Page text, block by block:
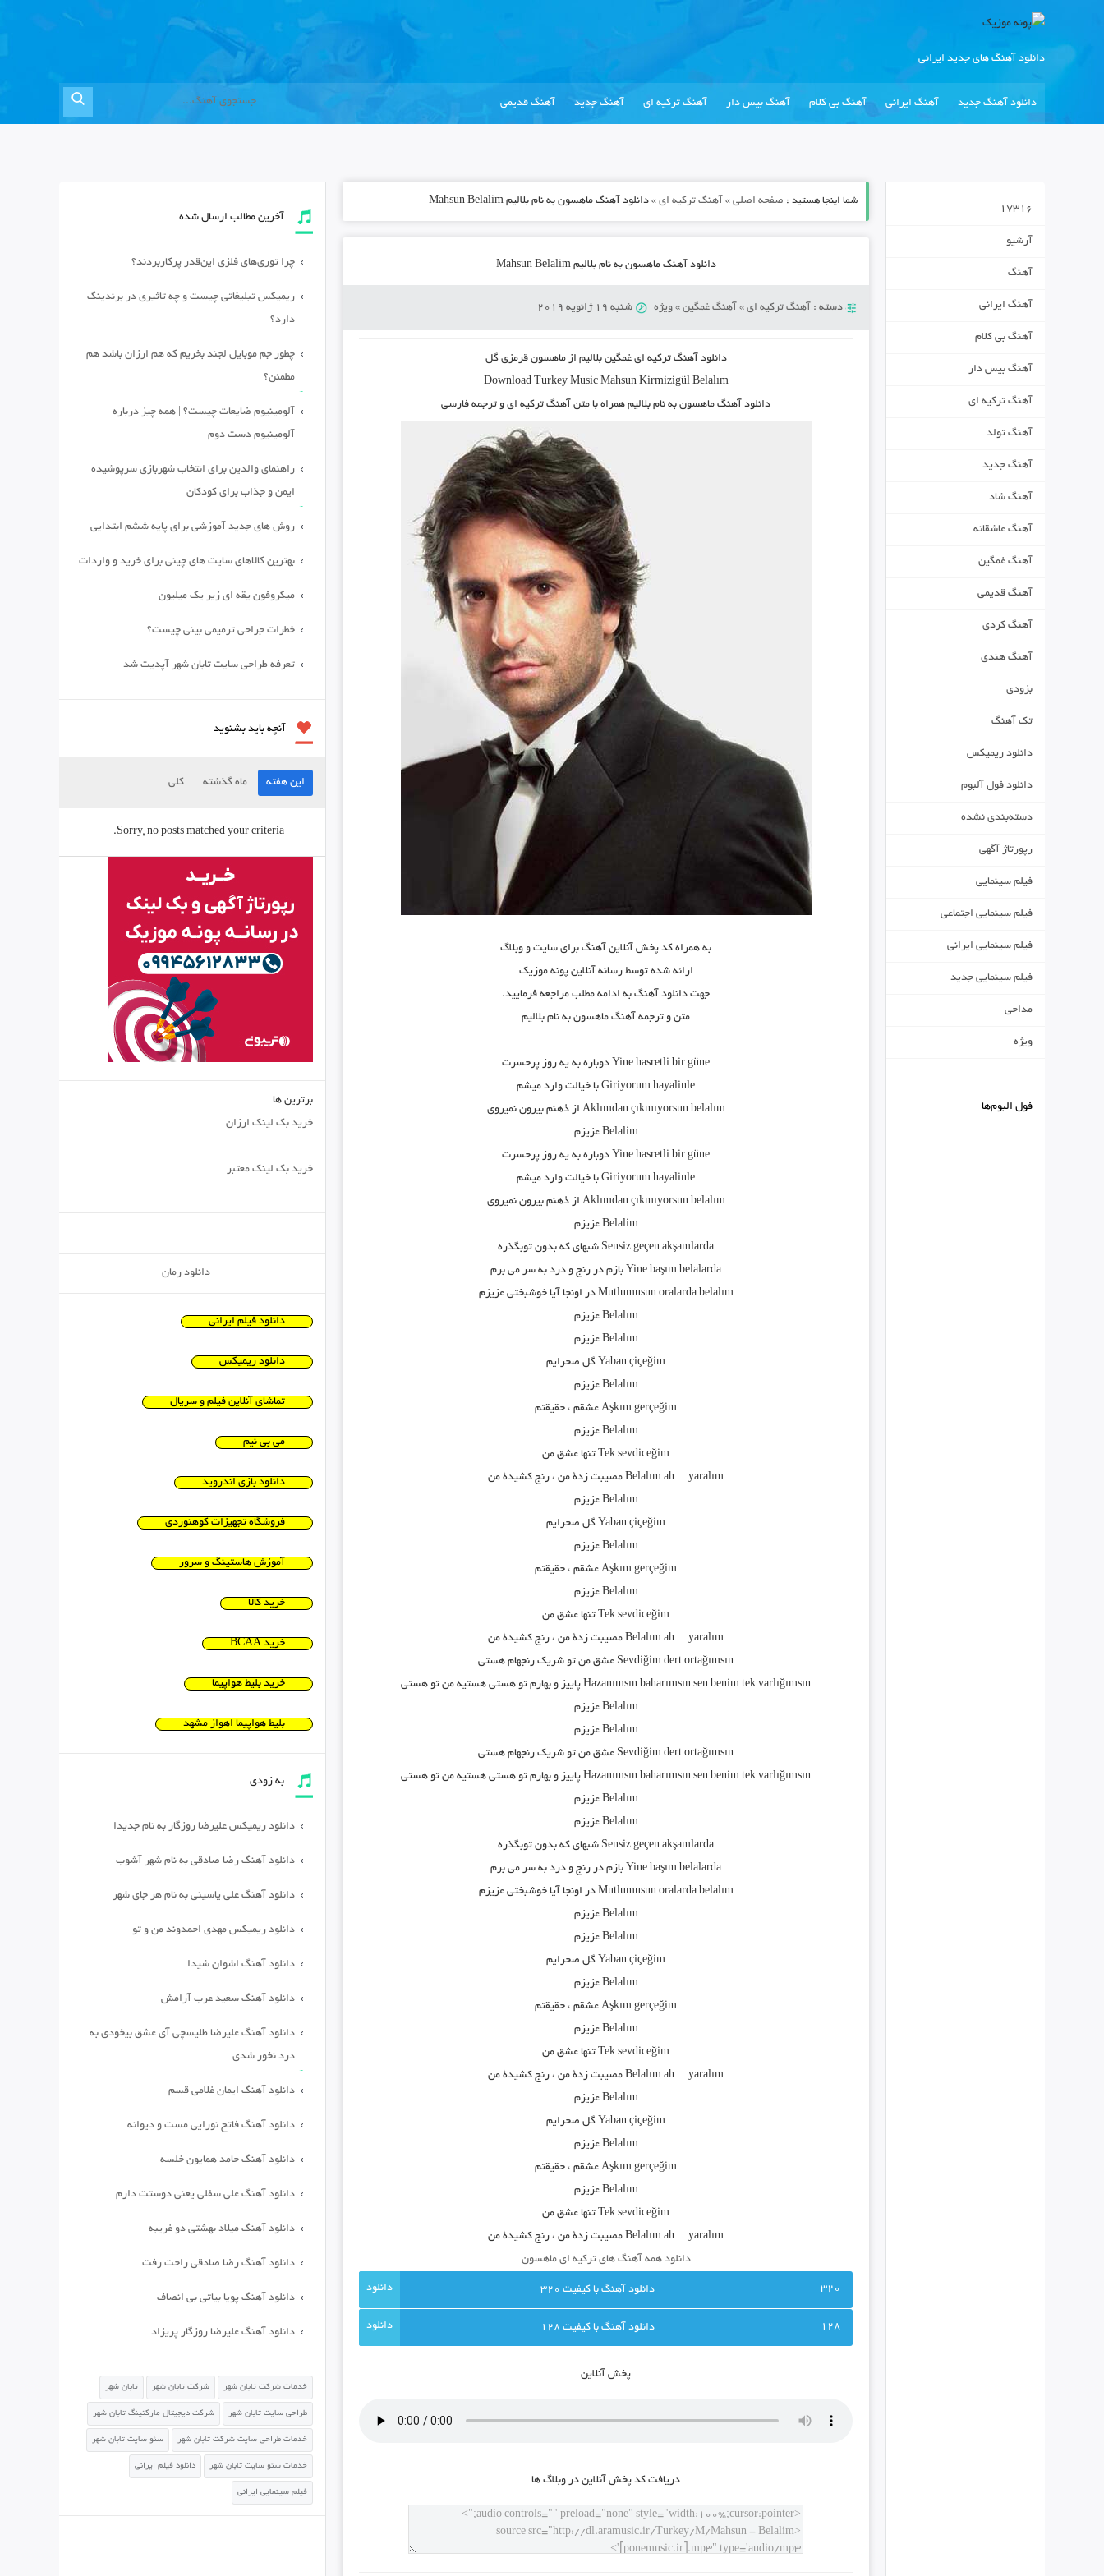
دانلود آهنگ های جدید ایرانی
دانلود آهنگ جدید آهنگ ایرانی آهنگ بی کلام آهنگ بیس دار آهنگ ترکیه ای آهنگ جدید آهنگ قدیمی
شما اینجا هستید : صفحه اصلی» آهنگ ترکیه ای» دانلود آهنگ ماهسون به نام بلالیم Mahsun Belalim
دانلود آهنگ ماهسون به نام بلالیم Mahsun Belalim
دسته : آهنگ ترکیه ای» آهنگ غمگین» ویژه شنبه 19 ژانویه 2019
دانلود آهنگ ترکیه ای غمگین بلالیم از ماهسون قرمزی گل
Download Turkey Music Mahsun Kirmizigül Belalım
دانلود آهنگ ماهسونبه نام بلالیم همراه با متن آهنگ ترکیه ای و ترجمه فارسی
به همراه کد پخش آنلاین آهنگ برای سایت و وبلاگ
ارائه شده توسط رسانه آنلاین پونه موزیک
جهت دانلود آهنگ به ادامه مطلب مراجعه فرمایید.
متن و ترجمه آهنگ ماهسون به نام بلالیم
Yine hasretli bir güne دوباره به یه روز پرحسرت
Giriyorum hayalinle با خیالت وارد میشم
Aklımdan çıkmıyorsun belalım از ذهنم بیرون نمیروی
Belalim عزيزم
Yine hasretli bir güne دوباره به یه روز پرحسرت
Giriyorum hayalinle با خیالت وارد میشم
Aklımdan çıkmıyorsun belalım از ذهنم بیرون نمیروی
Belalim عزيزم
Sensiz geçen akşamlarda شبهای که بدون توبگذره
Yine başım belalarda بازم در رنج و درد به سر می برم
Mutlumusun oralarda belalım در اونجا آیا خوشبختی عزیزم
Belalım عزيزم
Belalım عزيزم
Yaban çiçeğim گل صحرایم
Belalım عزيزم
Aşkım gerçeğim عشقم ، حقیقتم
Belalım عزيزم
Tek sevdiceğim تنها عشق من
Belalım ah… yaralım مصیبت زدۀ من ، رنج کشیدۀ من
Belalım عزيزم
Yaban çiçeğim گل صحرایم
Belalım عزيزم
Aşkım gerçeğim عشقم ، حقیقتم
Belalım عزيزم
Tek sevdiceğim تنها عشق من
Belalım ah… yaralım مصیبت زدۀ من ، رنج کشیدۀ من
Sevdiğim dert ortağımsın عشق من تو شریک رنجهام هستی
Hazanımsın baharımsın sen benim tek varlığımsın پاییز و بهارم تو هستی هستیه من تو هستی
Belalım عزيزم
Belalım عزيزم
Sevdiğim dert ortağımsın عشق من تو شریک رنجهام هستی
Hazanımsın baharımsın sen benim tek varlığımsın پاییز و بهارم تو هستی هستیه من تو هستی
Belalım عزيزم
Belalım عزيزم
Sensiz geçen akşamlarda شبهای که بدون توبگذره
Yine başım belalarda بازم در رنج و درد به سر می برم
Mutlumusun oralarda belalım در اونجا آیا خوشبختی عزیزم
Belalım عزيزم
Belalım عزيزم
Yaban çiçeğim گل صحرایم
Belalım عزيزم
Aşkım gerçeğim عشقم ، حقیقتم
Belalım عزيزم
Tek sevdiceğim تنها عشق من
Belalım ah… yaralım مصیبت زدۀ من ، رنج کشیدۀ من
Belalım عزيزم
Yaban çiçeğim گل صحرایم
Belalım عزيزم
Aşkım gerçeğim عشقم ، حقیقتم
Belalım عزيزم
Tek sevdiceğim تنها عشق من
Belalım ah… yaralım مصیبت زدۀ من ، رنج کشیدۀ من
دانلود همه آهنگ های ترکیه ای ماهسون
320 دانلود آهنگ با کيفيت 320
128 دانلود آهنگ با کيفيت 128
پخش آنلاين
دريافت کد پخش آنلاين در وبلاگ ها
17316
آرشیو
آهنگ
آهنگ ایرانی
آهنگ بی کلام
آهنگ بیس دار
آهنگ ترکیه ای
آهنگ تولد
آهنگ جدید
آهنگ شاد
آهنگ عاشقانه
آهنگ غمگین
آهنگ قدیمی
آهنگ کردی
آهنگ هندی
بزودی
تک آهنگ
دانلود ریمیکس
دانلود فول آلبوم
دسته‌بندی نشده
رپورتاژ آگهی
فیلم سینمایی
فیلم سینمایی اجتماعی
فیلم سینمایی ایرانی
فیلم سینمایی جدید
مداحی
ویژه
فول البوم‌ها
آخرین مطالب ارسال شده
چرا توری‌های فلزی این‌قدر پرکاربردند؟
ریمیکس تبلیغاتی چیست و چه تاثیری در برندینگ
دارد؟
چطور جم موبایل لجند بخریم که هم ارزان باشد هم
مطمئن؟
آلومینیوم ضایعات چیست؟ | همه چیز درباره
آلومینیوم دست دوم
راهنمای والدین برای انتخاب شهربازی سرپوشیده
ایمن و جذاب برای کودکان
روش های جدید آموزشی برای پایه ششم ابتدایی
بهترین کالاهای سایت های چینی برای خرید و واردات
میکروفون یقه ای زیر یک میلیون
خطرات جراحی ترمیمی بینی چیست؟
تعرفه طراحی سایت تابان شهر آپدیت شد
آنچه باید بشنوید
این هفته ماه گذشته کلی
Sorry, no posts matched your criteria.
برترین ها
خرید بک لینک ارزان
خرید بک لینک معتبر
دانلود رمان
دانلود فیلم ایرانی
دانلود ریمیکس
تماشای آنلاین فیلم و سریال
می بی نیم
دانلود بازی اندروید
فروشگاه تجهیزات کوهنوردی
آموزش هاستینگ و سرور
خرید کالا
خرید BCAA
خرید بلیط هواپیما
بلیط هواپیما اهواز مشهد
به زودی
دانلود ریمیکس علیرضا روزگار به نام جدیدا
دانلود آهنگ رضا صادقی به نام شهر آشوب
دانلود آهنگ علی یاسینی به نام هر جای شهر
دانلود ریمیکس مهدی احمدوند من و تو
دانلود آهنگ اشوان شیدا
دانلود آهنگ سعید عرب آرامش
دانلود آهنگ علیرضا طلیسچی آی عشق بیخودی به
درد نخور شدی
دانلود آهنگ ایمان غلامی قسم
دانلود آهنگ فاتح نورایی مست و دیوانه
دانلود آهنگ حامد همایون خلسه
دانلود آهنگ علی سفلی یعنی دوستت دارم
دانلود آهنگ میلاد بهشتی دو غریبه
دانلود آهنگ رضا صادقی راحت رفت
دانلود آهنگ پویا بیاتی بی انصاف
دانلود آهنگ علیرضا روزگار پریزاد
خدمات شرکت تابان شهر شرکت تابان شهر تابان شهر
طراحی سایت تابان شهر شرکت دیجیتال مارکتینگ تابان شهر
خدمات طراحی سایت شرکت تابان شهر سئو سایت تابان شهر
خدمات سئو سایت تابان شهر دانلود فیلم ایرانی
فیلم سینمایی ایرانی